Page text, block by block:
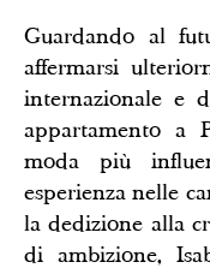
Guardando al
affermarsi
internazionale e
appartamento a
moda più
esperienza nelle
la dedizione alla
di ambizione,